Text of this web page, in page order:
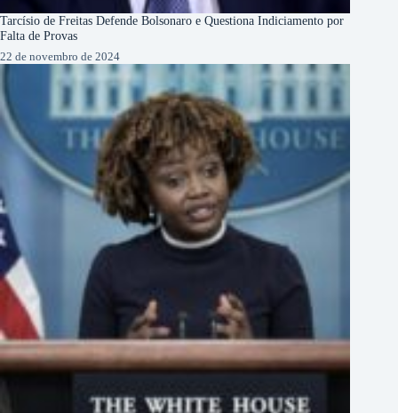
Tarcísio de Freitas Defende Bolsonaro e Questiona Indiciamento por
Falta de Provas
22 de novembro de 2024